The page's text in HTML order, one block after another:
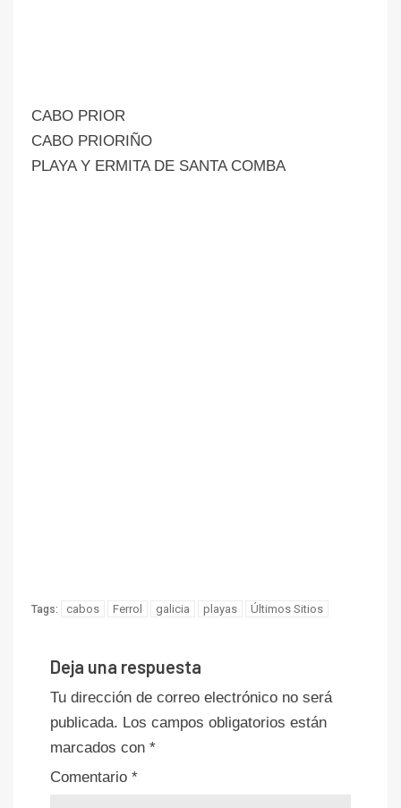
CABO PRIOR
CABO PRIORIÑO
PLAYA Y ERMITA DE SANTA COMBA
Tags: cabos Ferrol galicia playas Últimos Sitios
Deja una respuesta
Tu dirección de correo electrónico no será
publicada. Los campos obligatorios están
marcados con *
Comentario *